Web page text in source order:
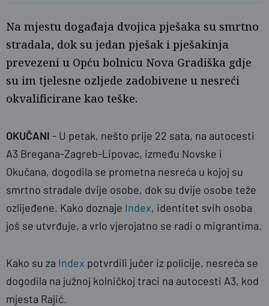
Na mjestu događaja dvojica pješaka su smrtno
stradala, dok su jedan pješak i pješakinja
prevezeni u Opću bolnicu Nova Gradiška gdje
su im tjelesne ozljede zadobivene u nesreći
okvalificirane kao teške.
OKUČANI - U petak, nešto prije 22 sata, na autocesti
A3 Bregana-Zagreb-Lipovac, između Novske i
Okučana, dogodila se prometna nesreća u kojoj su
smrtno stradale dvije osobe, dok su dvije osobe teže
ozlijeđene. Kako doznaje Index, identitet svih osoba
još se utvrđuje, a vrlo vjerojatno se radi o migrantima.
Kako su za Index potvrdili jučer iz policije, nesreća se
dogodila na južnoj kolničkoj traci na autocesti A3, kod
mjesta Rajić.